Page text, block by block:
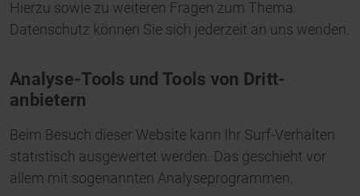
Hierzu sowie zu weiteren Fragen zum Thema
Datenschutz können Sie sich jederzeit an uns wenden.
Analyse-Tools und Tools von Dritt­
anbietern
Beim Besuch dieser Website kann Ihr Surf-Verhalten
statistisch ausgewertet werden. Das geschieht vor
allem mit sogenannten Analyseprogrammen.